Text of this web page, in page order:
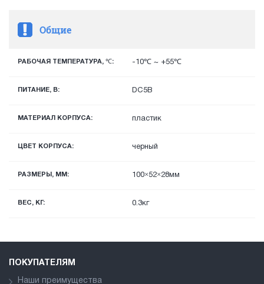
Общие
РАБОЧАЯ ТЕМПЕРАТУРА, ℃: -10℃ ~ +55℃
ПИТАНИЕ, В: DC5В
МАТЕРИАЛ КОРПУСА: пластик
ЦВЕТ КОРПУСА: черный
РАЗМЕРЫ, ММ: 100×52×28мм
ВЕС, КГ: 0.3кг
ПОКУПАТЕЛЯМ
Наши преимущества